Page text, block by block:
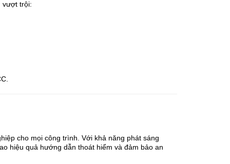
vượt trội:
cho mọi công trình. Với khả năng phát sáng
hiệu quả hướng dẫn thoát hiểm và đảm bảo an